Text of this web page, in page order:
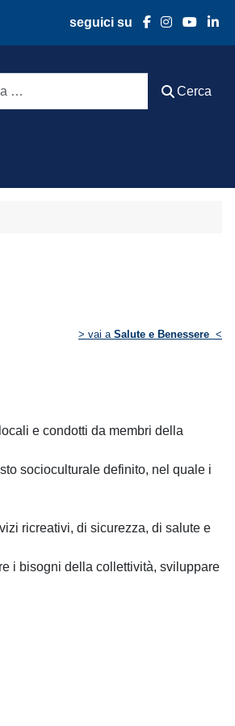
seguici su
Cerca
> vai a Salute e Benessere <
e condotti da membri della
socioculturale definito, nel quale i
ricreativi, di sicurezza, di salute e
i bisogni della collettività, sviluppare